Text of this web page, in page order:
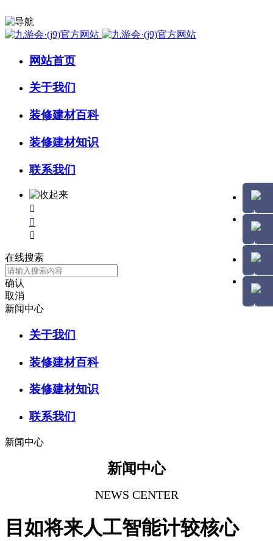
网站首页
关于我们
装修建材百科
装修建材知识
联系我们



在线搜索
确认
取消
新闻中心
关于我们
装修建材百科
装修建材知识
联系我们
新闻中心
新闻中心
NEWS CENTER
目如将来人工智能计较核心